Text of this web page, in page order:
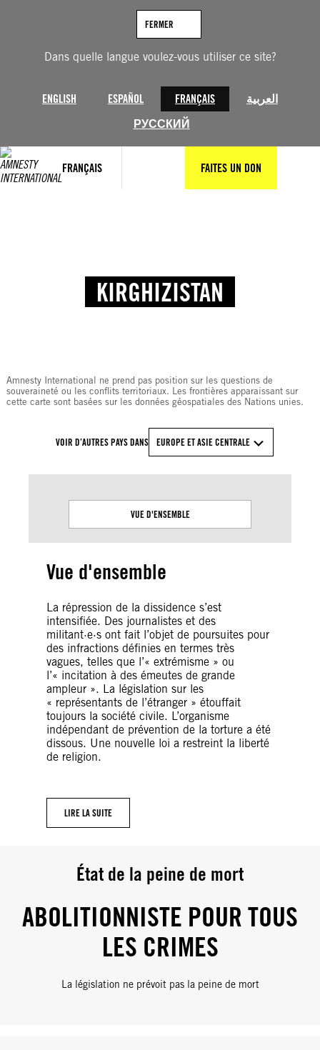
Dans quelle langue voulez-vous utiliser ce site?
ENGLISH ESPAÑOL FRANÇAIS
العربية
РУССКИЙ
FERMER
FRANÇAIS FAITES UN DON
KIRGHIZISTAN
Amnesty International ne prend pas position sur les questions de
souveraineté ou les conflits territoriaux. Les frontières apparaissant sur
cette carte sont basées sur les données géospatiales des Nations unies.
VOIR D’AUTRES PAYS DANS EUROPE ET ASIE CENTRALE
VUE D'ENSEMBLE
Vue d'ensemble
La répression de la dissidence s’est
intensifiée. Des journalistes et des
militant·e·s ont fait l’objet de poursuites pour
des infractions définies en termes très
vagues, telles que l’« extrémisme » ou
l’« incitation à des émeutes de grande
ampleur ». La législation sur les
« représentants de l’étranger » étouffait
toujours la société civile. L’organisme
indépendant de prévention de la torture a été
dissous. Une nouvelle loi a restreint la liberté
de religion.
LIRE LA SUITE
État de la peine de mort
ABOLITIONNISTE POUR TOUS
LES CRIMES
La législation ne prévoit pas la peine de mort